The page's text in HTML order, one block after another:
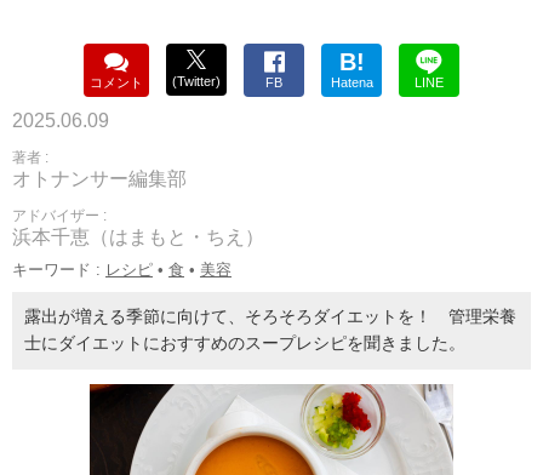
コメント (Twitter) FB
B!
Hatena LINE
2025.06.09
著者 :
オトナンサー編集部
アドバイザー :
浜本千恵（はまもと・ちえ）
キーワード : レシピ • 食 • 美容
露出が増える季節に向けて、そろそろダイエットを！ 管理栄養
士にダイエットにおすすめのスープレシピを聞きました。